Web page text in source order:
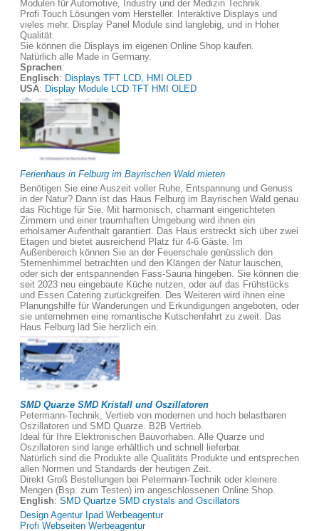
Modulen für Automotive, Industry und der Medizin Technik.
Profi Touch Lösungen vom Hersteller. Interaktive Displays und
vieles mehr. Display Panel Module sind langlebig, und in Hoher
Qualität.
Sie können die Displays im eigenen Online Shop kaufen.
Natürlich alle Made in Germany.
Sprachen:
Englisch: Displays TFT LCD, HMI OLED
USA: Display Module LCD TFT HMI OLED
Ferienhaus in Felburg im Bayrischen Wald mieten
Benötigen Sie eine Auszeit voller Ruhe, Entspannung und Genuss
in der Natur? Dann ist das Haus Felburg im Bayrischen Wald genau
das Richtige für Sie. Mit harmonisch, charmant eingerichteten
Zimmern und einer traumhaften Umgebung wird ihnen ein
erholsamer Aufenthalt garantiert. Das Haus erstreckt sich über zwei
Etagen und bietet ausreichend Platz für 4-6 Gäste. Im
Außenbereich können Sie an der Feuerschale genüsslich den
Sternenhimmel betrachten und den Klängen der Natur lauschen,
oder sich der entspannenden Fass-Sauna hingeben. Sie können die
seit 2023 neu eingebaute Küche nutzen, oder auf das Frühstücks
und Essen Catering zurückgreifen. Des Weiteren wird ihnen eine
Planungshilfe für Wanderungen und Erkundigungen angeboten, oder
sie unternehmen eine romantische Kutschenfahrt zu zweit. Das
Haus Felburg läd Sie herzlich ein.
SMD Quarze SMD Kristall und Oszillatoren
Petermann-Technik, Vertieb von modernen und hoch belastbaren
Oszillatoren und SMD Quarze. B2B Vertrieb.
Ideal für Ihre Elektronischen Bauvorhaben. Alle Quarze und
Oszillatoren sind lange erhältlich und schnell lieferbar.
Natürlich sind die Produkte alle Qualitäts Produkte und entsprechen
allen Normen und Standards der heutigen Zeit.
Direkt Groß Bestellungen bei Petermann-Technik oder kleinere
Mengen (Bsp. zum Testen) im angeschlossenen Online Shop.
English: SMD Quartze SMD crystals and Oscillators
Design Agentur Ipad Werbeagentur
Profi Webseiten Werbeagentur